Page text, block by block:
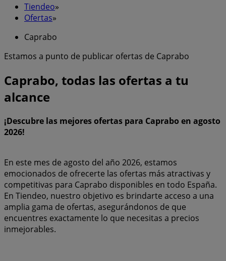
Tiendeo»
Ofertas»
Caprabo
Estamos a punto de publicar ofertas de Caprabo
Caprabo, todas las ofertas a tu
alcance
¡Descubre las mejores ofertas para Caprabo en agosto
2026!
En este mes de agosto del año 2026, estamos
emocionados de ofrecerte las ofertas más atractivas y
competitivas para Caprabo disponibles en todo España.
En Tiendeo, nuestro objetivo es brindarte acceso a una
amplia gama de ofertas, asegurándonos de que
encuentres exactamente lo que necesitas a precios
inmejorables.